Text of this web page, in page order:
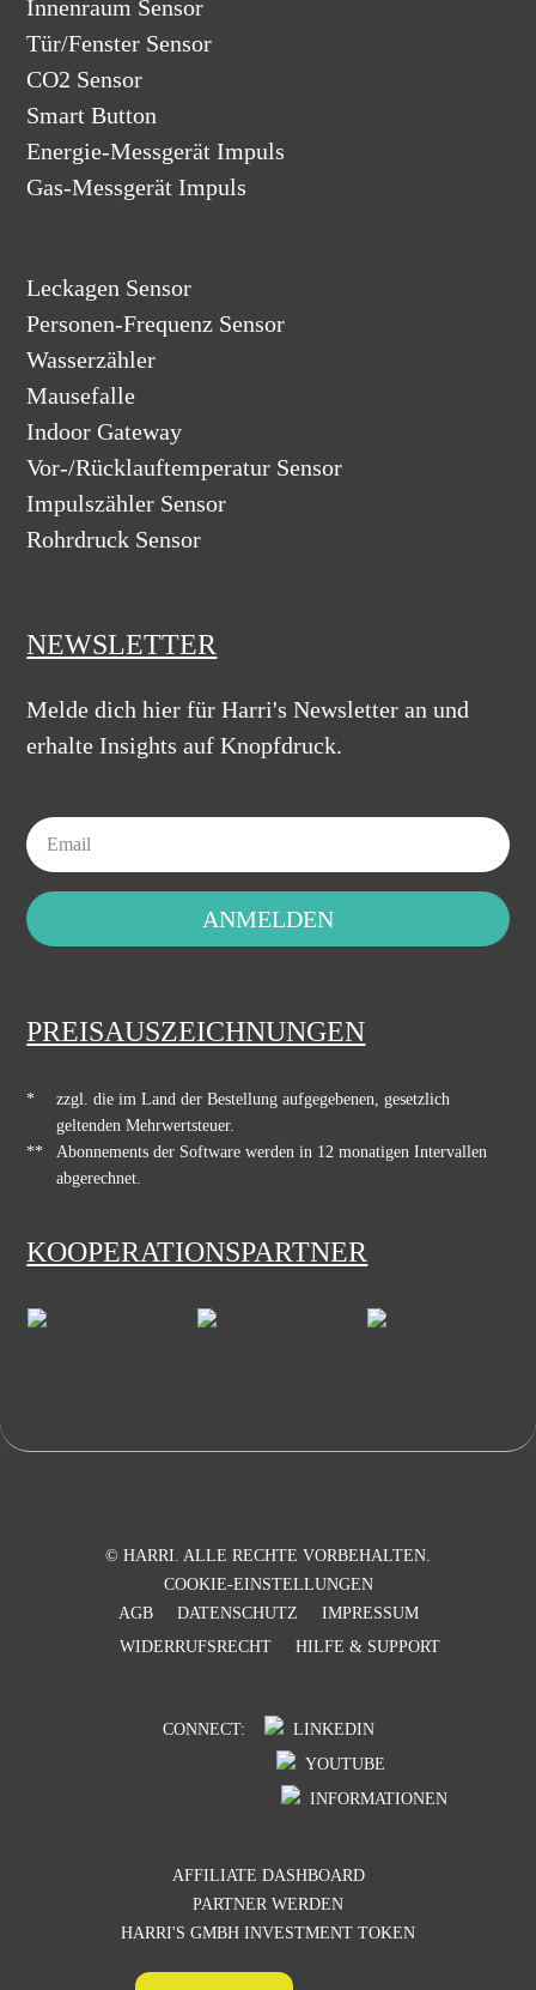
Innenraum Sensor
Tür/Fenster Sensor
CO2 Sensor
Smart Button
Energie-Messgerät Impuls
Gas-Messgerät Impuls
Leckagen Sensor
Personen-Frequenz Sensor
Wasserzähler
Mausefalle
Indoor Gateway
Vor-/Rücklauftemperatur Sensor
Impulszähler Sensor
Rohrdruck Sensor
NEWSLETTER
Melde dich hier für Harri's Newsletter an und
erhalte Insights auf Knopfdruck.
ANMELDEN
PREISAUSZEICHNUNGEN
*
zzgl. die im Land der Bestellung aufgegebenen, gesetzlich
geltenden Mehrwertsteuer.
**
Abonnements der Software werden in 12 monatigen Intervallen
abgerechnet.
KOOPERATIONSPARTNER
© HARRI. ALLE RECHTE VORBEHALTEN.
COOKIE-EINSTELLUNGEN
AGB
DATENSCHUTZ
IMPRESSUM
WIDERRUFSRECHT
HILFE & SUPPORT
CONNECT:
LINKEDIN
YOUTUBE
INFORMATIONEN
AFFILIATE DASHBOARD
PARTNER WERDEN
HARRI'S GMBH INVESTMENT TOKEN